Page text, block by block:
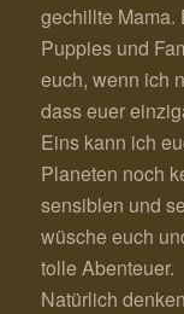
gechillte Mama.
Puppies und
euch, wenn ich
dass euer
Eins kann ich
Planeten noch
sensiblen und
wüsche euch
tolle Abenteuer.
Natürlich